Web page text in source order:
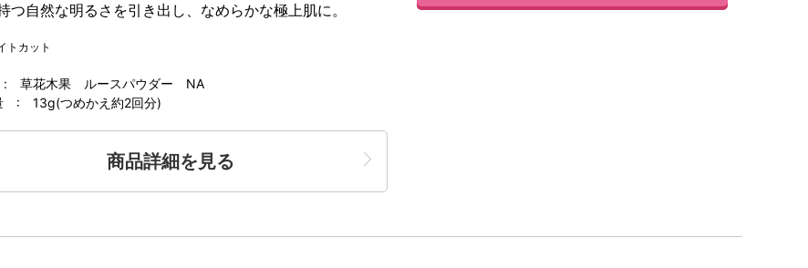
草花木果 ルースパウダー NA
つめかえ約2回分)
つ自然な明るさを引き出し、なめらかな極上肌に。
トカット
商品詳細を見る